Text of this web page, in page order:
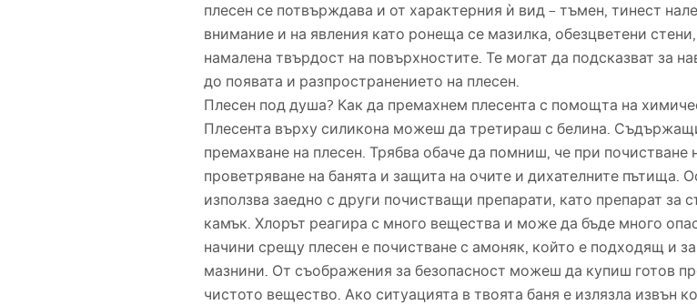
плесен се потвърждава и от характерния ѝ вид – тъмен, тинест
внимание и на явления като ронеща се мазилка, обезцветени
намалена твърдост на повърхностите. Те могат да подсказват за
до появата и разпространението на плесен.
Плесен под душа? Как да премахнем плесента с помощта на
Плесента върху силикона можеш да третираш с белина.
премахване на плесен. Трябва обаче да помниш, че при
проветряване на банята и защита на очите и дихателните пътища.
използва заедно с други почистващи препарати, като препарат за
камък. Хлорът реагира с много вещества и може да бъде много
начини срещу плесен е почистване с амоняк, който е подходящ и
мазнини. От съображения за безопасност можеш да купиш готов
чистото вещество. Ако ситуацията в твоята баня е излязла извън